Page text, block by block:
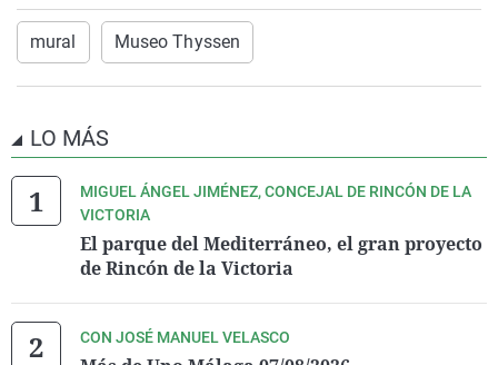
mural Museo Thyssen
LO MÁS
MIGUEL ÁNGEL JIMÉNEZ, CONCEJAL DE RINCÓN DE LA
VICTORIA
El parque del Mediterráneo, el gran proyecto
de Rincón de la Victoria
CON JOSÉ MANUEL VELASCO